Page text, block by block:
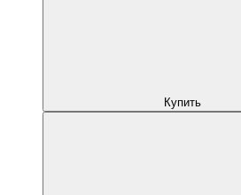
Купить